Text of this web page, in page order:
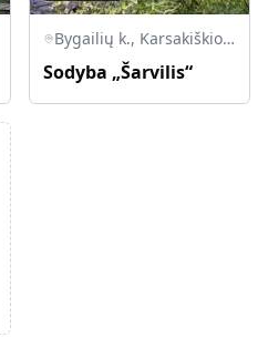
Bygailių k., Karsakiškio sen., LT-38473 Panevėžio r.
Sodyba „Šarvilis“